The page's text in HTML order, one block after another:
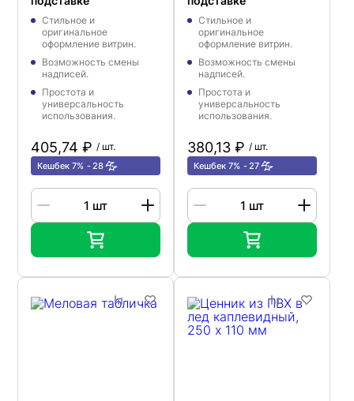
Стильное и
оригинальное
оформление витрин.
Возможность смены
надписей.
Простота и
универсальность
использования.
405,74 ₽ / шт.
Кешбек 7% 28
Стильное и
оригинальное
оформление витрин.
Возможность смены
надписей.
Простота и
универсальность
использования.
380,13 ₽ / шт.
Кешбек 7% 27